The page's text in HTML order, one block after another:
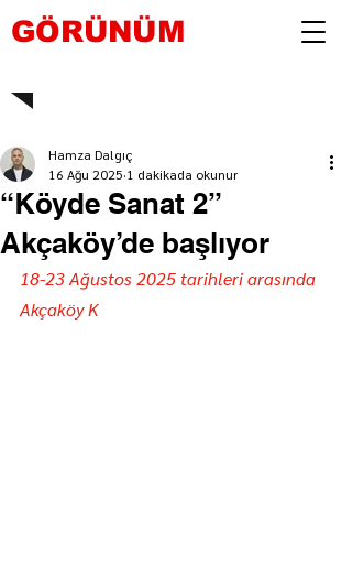
GÖRÜNÜM
“Köyde Sanat 2”
Akçaköy’de başlıyor
Hamza Dalgıç
16 Ağu 2025 1 dakikada okunur
18-23 Ağustos 2025 tarihleri arasında
Akçaköy K